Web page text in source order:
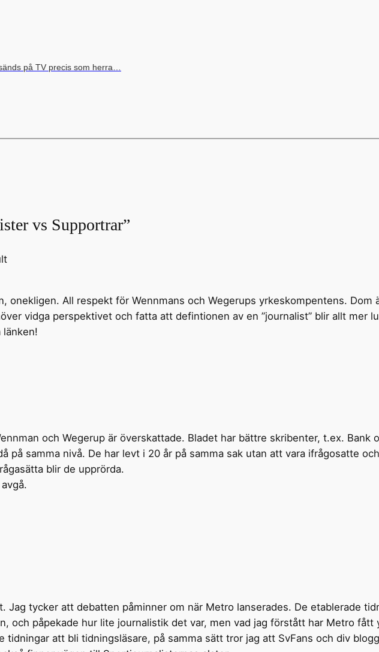
på TV precis som herra…
vs Supportrar”
onekligen. All respekt för Wennmans och Wegerups yrkeskompentens. Dom
vidga perspektivet och fatta att defintionen av en ”journalist” blir allt mer
länken!
och Wegerup är överskattade. Bladet har bättre skribenter, t.ex. Bank
på samma nivå. De har levt i 20 år på samma sak utan att vara ifrågosatte
blir de upprörda.
Jag tycker att debatten påminner om när Metro lanserades. De etablerade
och påpekade hur lite journalistik det var, men vad jag förstått har Metro fått
tidningar att bli tidningsläsare, på samma sätt tror jag att SvFans och div